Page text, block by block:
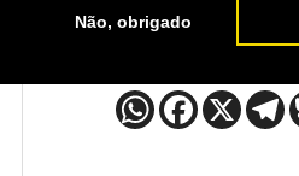
Não, obrigado
Donald Cerrone x